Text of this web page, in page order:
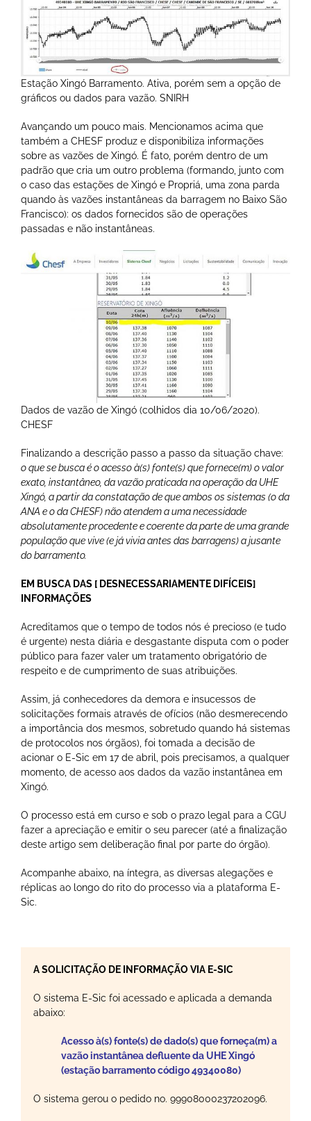
Estação Xingó Barramento. Ativa, porém sem a opção de
gráficos ou dados para vazão. SNIRH
Avançando um pouco mais. Mencionamos acima que
também a CHESF produz e disponibiliza informações
sobre as vazões de Xingó. É fato, porém dentro de um
padrão que cria um outro problema (formando, junto com
o caso das estações de Xingó e Propriá, uma zona parda
quando às vazões instantâneas da barragem no Baixo São
Francisco): os dados fornecidos são de operações
passadas e não instantâneas.
Dados de vazão de Xingó (colhidos dia 10/06/2020).
CHESF
Finalizando a descrição passo a passo da situação chave:
o que se busca é o acesso à(s) fonte(s) que fornece(m) o valor
exato, instantâneo, da vazão praticada na operação da UHE
Xingó, a partir da constatação de que ambos os sistemas (o da
ANA e o da CHESF) não atendem a uma necessidade
absolutamente procedente e coerente da parte de uma grande
população que vive (e já vivia antes das barragens) a jusante
do barramento.
EM BUSCA DAS [ DESNECESSARIAMENTE DIFÍCEIS]
INFORMAÇÕES
Acreditamos que o tempo de todos nós é precioso (e tudo
é urgente) nesta diária e desgastante disputa com o poder
público para fazer valer um tratamento obrigatório de
respeito e de cumprimento de suas atribuições.
Assim, já conhecedores da demora e insucessos de
solicitações formais através de ofícios (não desmerecendo
a importância dos mesmos, sobretudo quando há sistemas
de protocolos nos órgãos), foi tomada a decisão de
acionar o E-Sic em 17 de abril, pois precisamos, a qualquer
momento, de acesso aos dados da vazão instantânea em
Xingó.
O processo está em curso e sob o prazo legal para a CGU
fazer a apreciação e emitir o seu parecer (até a finalização
deste artigo sem deliberação final por parte do órgão).
Acompanhe abaixo, na íntegra, as diversas alegações e
réplicas ao longo do rito do processo via a plataforma E-
Sic.
A SOLICITAÇÃO DE INFORMAÇÃO VIA E-SIC
O sistema E-Sic foi acessado e aplicada a demanda
abaixo:
Acesso à(s) fonte(s) de dado(s) que forneça(m) a
vazão instantânea defluente da UHE Xingó
(estação barramento código 49340080)
O sistema gerou o pedido no. 99908000237202096.